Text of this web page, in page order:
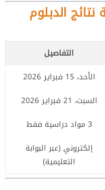
الدبلوم
التفاصيل
الأحد، 15 فبراير 2026
السبت، 21 فبراير 2026
3 مواد دراسية فقط
إلكتروني (عبر البوابة
التعليمية)